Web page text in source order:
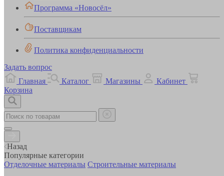
Программа «Новосёл»
Поставщикам
Политика конфиденциальности
Задать вопрос
Главная
Каталог Магазины
Кабинет
Корзина
Назад
Популярные категории
Отделочные материалы Строительные материалы